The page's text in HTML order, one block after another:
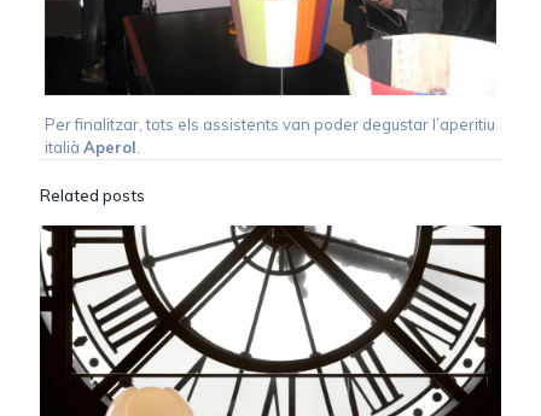
Per finalitzar, tots els assistents van poder degustar l’aperitiu
italià Aperol
Related posts